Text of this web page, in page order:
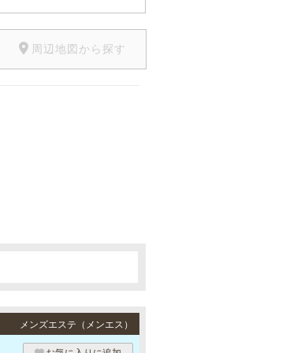
周辺地図から探す
メンズエステ（メンエス）